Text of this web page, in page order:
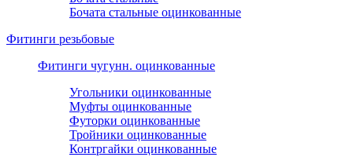
Бочата стальные оцинкованные
Фитинги резьбовые
Фитинги чугунн. оцинкованные
Угольники оцинкованные
Муфты оцинкованные
Футорки оцинкованные
Тройники оцинкованные
Контргайки оцинкованные